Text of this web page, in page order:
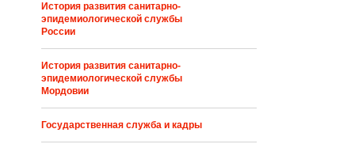
История развития санитарно-
эпидемиологической службы
России
История развития санитарно-
эпидемиологической службы
Мордовии
Государственная служба и кадры